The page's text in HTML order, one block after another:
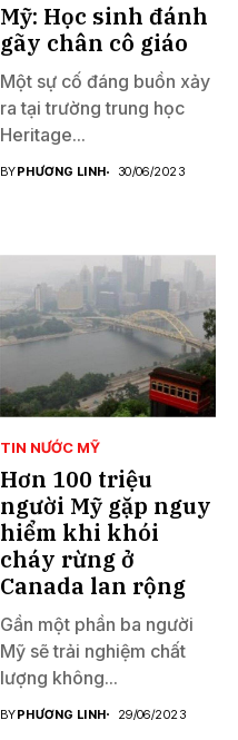
Mỹ: Học sinh đánh
gãy chân cô giáo
Một sự cố đáng buồn xảy
ra tại trường trung học
Heritage...
BYPHƯƠNG LINH 30/06/2023
TIN NƯỚC MỸ
Hơn 100 triệu
người Mỹ gặp nguy
hiểm khi khói
cháy rừng ở
Canada lan rộng
Gần một phần ba người
Mỹ sẽ trải nghiệm chất
lượng không...
BYPHƯƠNG LINH 29/06/2023